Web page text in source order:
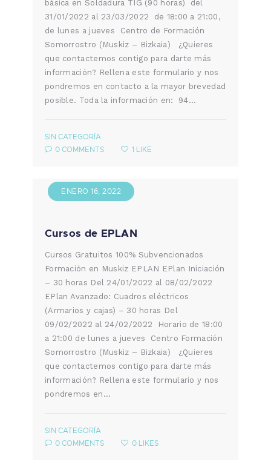
básica en Soldadura TIG (90 horas) del
31/01/2022 al 23/03/2022 de 18:00 a 21:00,
de lunes a jueves Centro de Formación
Somorrostro (Muskiz – Bizkaia) ¿Quieres
que contactemos contigo para darte más
información? Rellena este formulario y nos
pondremos en contacto a la mayor brevedad
posible. Toda la información en: 94…
SIN CATEGORÍA
0 COMMENTS 1 LIKE
ENERO 16, 2022
Cursos de EPLAN
Cursos Gratuitos 100% Subvencionados
Formación en Muskiz EPLAN EPlan Iniciación
– 30 horas Del 24/01/2022 al 08/02/2022
EPlan Avanzado: Cuadros eléctricos
(Armarios y cajas) – 30 horas Del
09/02/2022 al 24/02/2022 Horario de 18:00
a 21:00 de lunes a jueves Centro Formación
Somorrostro (Muskiz – Bizkaia) ¿Quieres
que contactemos contigo para darte más
información? Rellena este formulario y nos
pondremos en…
SIN CATEGORÍA
0 COMMENTS 0 LIKES